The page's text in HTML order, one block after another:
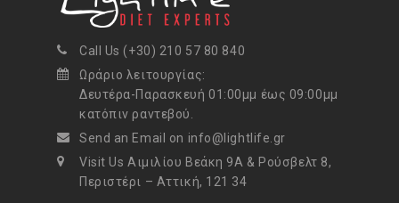
Call Us (+30) 210 57 80 840
Ωράριο λειτουργίας:
Δευτέρα-Παρασκευή 01:00μμ έως 09:00μμ
κατόπιν ραντεβού.
Send an Email on info@lightlife.gr
Visit Us Αιμιλίου Βεάκη 9Α & Ρούσβελτ 8,
Περιστέρι – Αττική, 121 34